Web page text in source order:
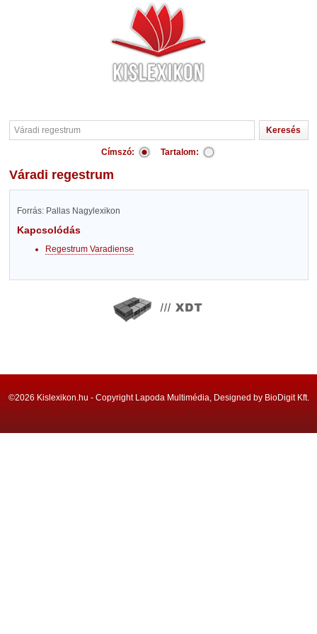
Címszó: Tartalom:
Váradi regestrum
Forrás: Pallas Nagylexikon
Kapcsolódás
Regestrum Varadiense
©2026 Kislexikon.hu - Copyright Lapoda Multimédia, Designed by BioDigit Kft.